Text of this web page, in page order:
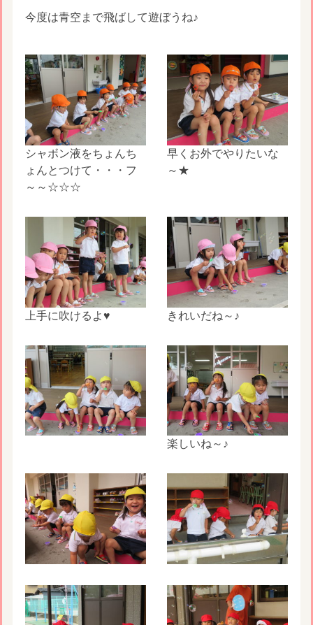
今度は青空まで飛ばして遊ぼうね♪
シャボン液をちょんち
ょんとつけて・・・フ
～～☆☆☆
早くお外でやりたいな
～★
上手に吹けるよ♥ きれいだね～♪
楽しいね～♪